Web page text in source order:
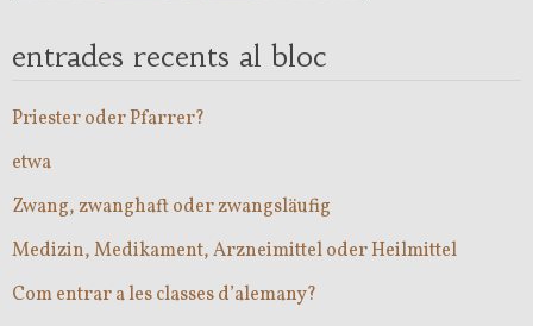
entrades recents al bloc
Priester oder Pfarrer?
etwa
Zwang, zwanghaft oder zwangsläufig
Medizin, Medikament, Arzneimittel oder Heilmittel
Com entrar a les classes d’alemany?